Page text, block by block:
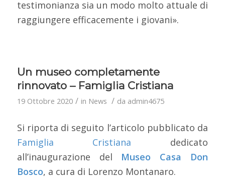
testimonianza sia un modo molto attuale di
raggiungere efficacemente i giovani».
Un museo completamente
rinnovato – Famiglia Cristiana
19 Ottobre 2020 / in News / da admin4675
Si riporta di seguito l’articolo pubblicato da
Famiglia Cristiana dedicato
all’inaugurazione del Museo Casa Don
Bosco, a cura di Lorenzo Montanaro.